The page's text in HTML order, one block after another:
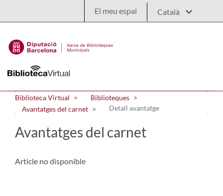
El meu espai
Biblioteca Virtual
Biblioteques
Avantatges del carnet
Detall avantatge
Avantatges del carnet
Article no disponible